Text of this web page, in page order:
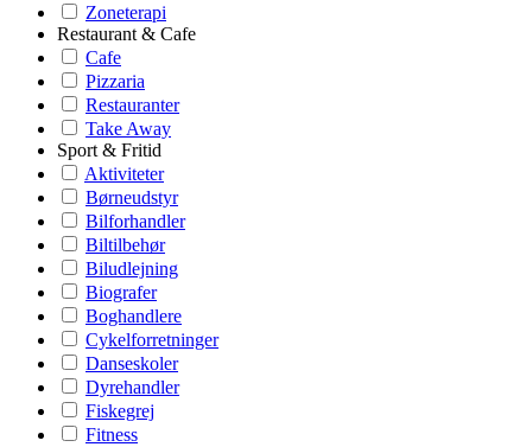
Zoneterapi
Restaurant & Cafe
Cafe
Pizzaria
Restauranter
Take Away
Sport & Fritid
Aktiviteter
Børneudstyr
Bilforhandler
Biltilbehør
Biludlejning
Biografer
Boghandlere
Cykelforretninger
Danseskoler
Dyrehandler
Fiskegrej
Fitness